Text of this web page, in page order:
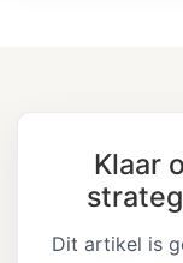
Klaar
Dit artikel is